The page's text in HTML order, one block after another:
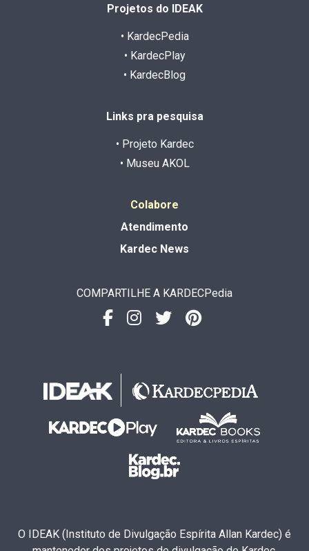
Projetos do IDEAK
• KardecPedia
• KardecPlay
• KardecBlog
Links pra pesquisa
• Projeto Kardec
• Museu AKOL
Colabore
Atendimento
Kardec News
COMPARTILHE A KARDECPedia
O IDEAK (Instituto de Divulgação Espírita Allan Kardec) é